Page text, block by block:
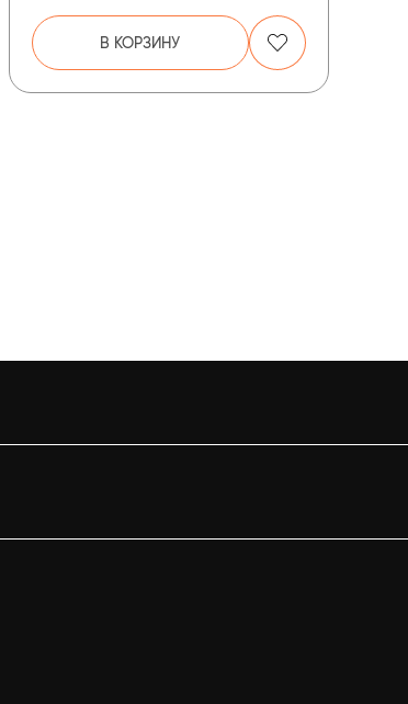
В КОРЗИНУ